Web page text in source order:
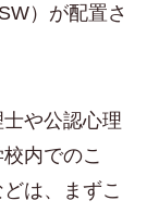
）が配置さ
や公認心理
内でのこ
は、まずこ